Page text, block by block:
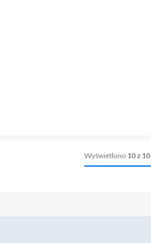
Wyświetlono 10 z 10